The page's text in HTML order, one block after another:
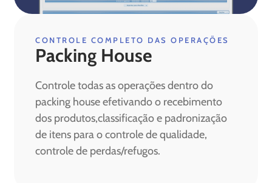
CONTROLE COMPLETO DAS OPERAÇÕES
Packing House
Controle todas as operações dentro do
packing house efetivando o recebimento
dos produtos,classificação e padronização
de itens para o controle de qualidade,
controle de perdas/refugos.